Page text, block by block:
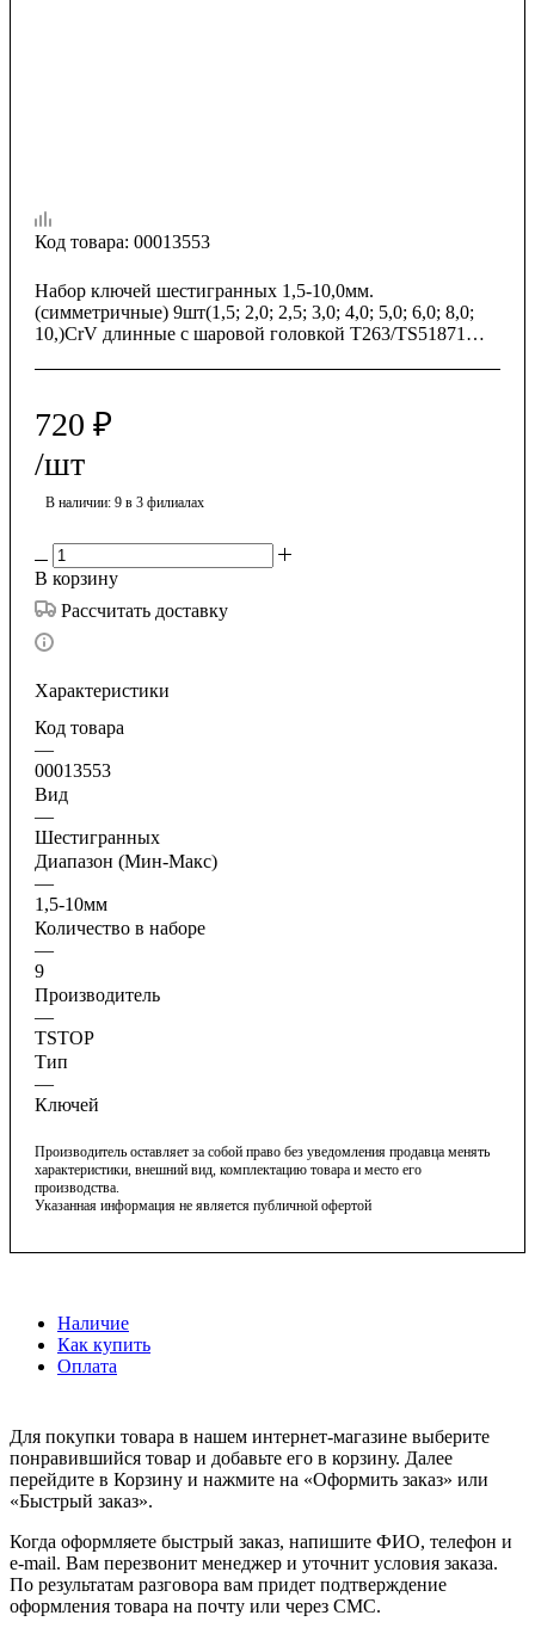
Код товара: 00013553
Набор ключей шестигранных 1,5-10,0мм.
(симметричные) 9шт(1,5; 2,0; 2,5; 3,0; 4,0; 5,0; 6,0; 8,0;
10,)CrV длинные c шаровой головкой T263/TS51871
720 ₽
/шт
В наличии: 9 в 3 филиалах
В корзину
Рассчитать доставку
Характеристики
Код товара
—
00013553
Вид
—
Шестигранных
Диапазон (Мин-Макс)
—
1,5-10мм
Количество в наборе
—
9
Производитель
—
TSTOP
Тип
—
Ключей
Производитель оставляет за собой право без уведомления продавца менять
характеристики, внешний вид, комплектацию товара и место его
производства.
Указанная информация не является публичной офертой
Наличие
Как купить
Оплата
Для покупки товара в нашем интернет-магазине выберите
понравившийся товар и добавьте его в корзину. Далее
перейдите в Корзину и нажмите на «Оформить заказ» или
«Быстрый заказ».
Когда оформляете быстрый заказ, напишите ФИО, телефон и
e-mail. Вам перезвонит менеджер и уточнит условия заказа.
По результатам разговора вам придет подтверждение
оформления товара на почту или через СМС.